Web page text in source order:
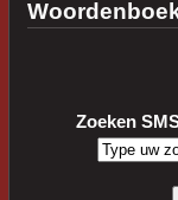
Zoeken